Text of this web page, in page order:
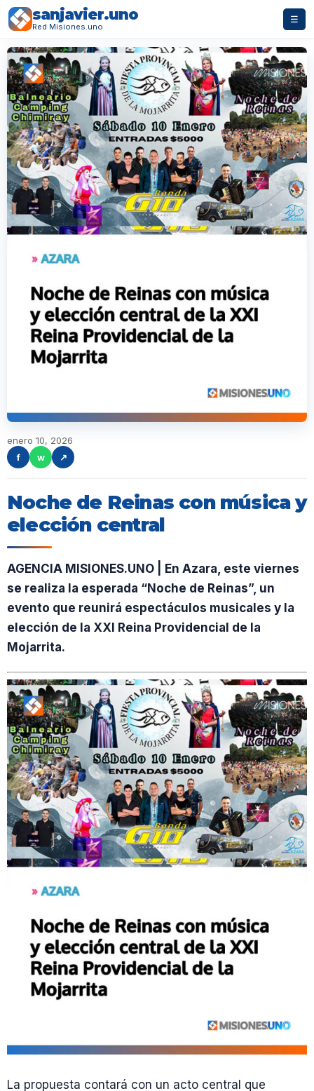
sanjavier.uno
Red Misiones.uno
☰
enero 10, 2026
f
w ↗
Noche de Reinas con música y
elección central
AGENCIA MISIONES.UNO | En Azara, este viernes
se realiza la esperada “Noche de Reinas”, un
evento que reunirá espectáculos musicales y la
elección de la XXI Reina Providencial de la
Mojarrita.
La propuesta contará con un acto central que